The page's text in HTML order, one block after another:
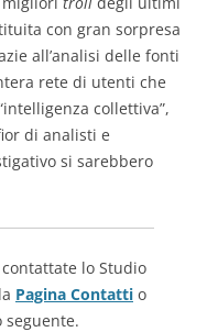
con gran sorpresa
all’analisi delle fonti
rete di utenti che
collettiva”,
di analisti e
si sarebbero
lo Studio
Pagina Contatti o